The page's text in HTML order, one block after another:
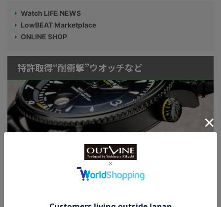
Watch LIFE NEWS
LowBEAT Marketplace
ONLINE SHOP
特許取得“耐衝撃”ウオッチなど
KUOE：総まとめ